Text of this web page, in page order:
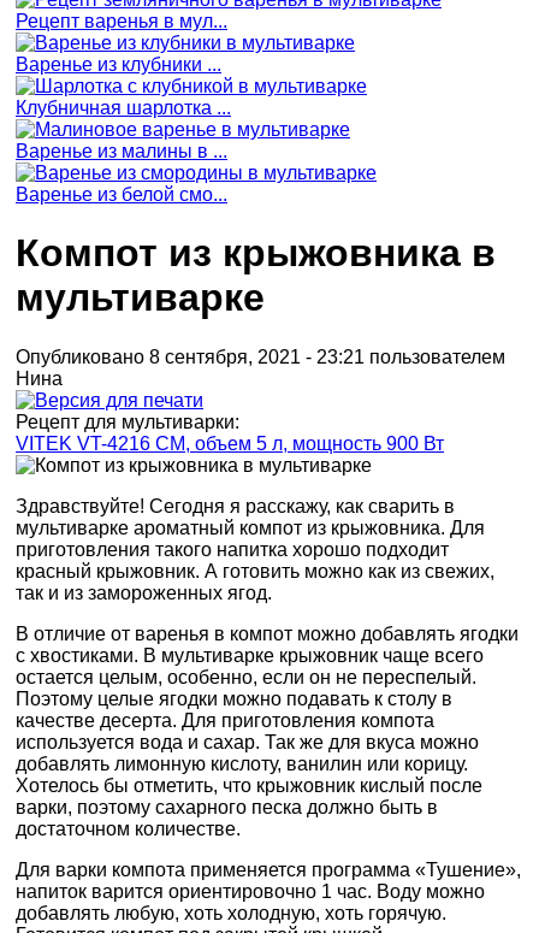
Рецепт варенья в мул...
Варенье из клубники ...
Клубничная шарлотка ...
Варенье из малины в ...
Варенье из белой смо...
Компот из крыжовника в
мультиварке
Опубликовано 8 сентября, 2021 - 23:21 пользователем
Нина
Рецепт для мультиварки:
VITEK VT-4216 CM, объем 5 л, мощность 900 Вт
Здравствуйте! Сегодня я расскажу, как сварить в
мультиварке ароматный компот из крыжовника. Для
приготовления такого напитка хорошо подходит
красный крыжовник. А готовить можно как из свежих,
так и из замороженных ягод.
В отличие от варенья в компот можно добавлять ягодки
с хвостиками. В мультиварке крыжовник чаще всего
остается целым, особенно, если он не переспелый.
Поэтому целые ягодки можно подавать к столу в
качестве десерта. Для приготовления компота
используется вода и сахар. Так же для вкуса можно
добавлять лимонную кислоту, ванилин или корицу.
Хотелось бы отметить, что крыжовник кислый после
варки, поэтому сахарного песка должно быть в
достаточном количестве.
Для варки компота применяется программа «Тушение»,
напиток варится ориентировочно 1 час. Воду можно
добавлять любую, хоть холодную, хоть горячую.